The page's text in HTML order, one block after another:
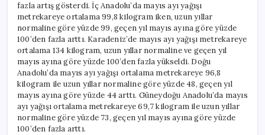
fazla artış gösterdi. İç Anadolu’da mayıs ayı yağışı
metrekareye ortalama 99,8 kilogram iken, uzun yıllar
normaline göre yüzde 99, geçen yıl mayıs ayına göre yüzde
100’den fazla arttı. Karadeniz’de mayıs ayı yağışı metrekareye
ortalama 134 kilogram, uzun yıllar normaline ve geçen yıl
mayıs ayına göre yüzde 100’den fazla yükseldi. Doğu
Anadolu’da mayıs ayı yağışı ortalama metrekareye 96,8
kilogram ile uzun yıllar normaline göre yüzde 48, geçen yıl
mayıs ayına göre yüzde 44 arttı. Güneydoğu Anadolu’da mayıs
ayı yağışı ortalama metrekareye 69,7 kilogram ile uzun yıllar
normaline göre yüzde 73, geçen yıl mayıs ayına göre yüzde
100’den fazla arttı.